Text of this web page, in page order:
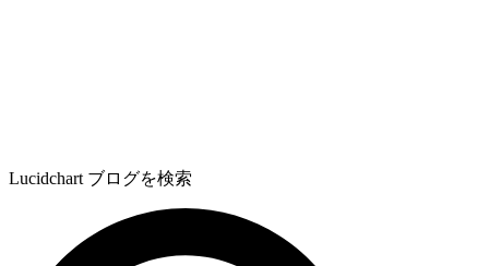
Lucidchart ブログを検索